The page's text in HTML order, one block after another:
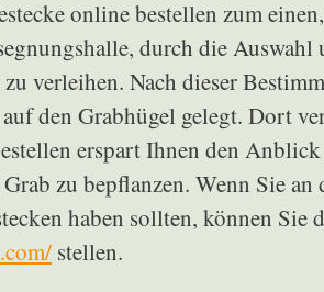
online bestellen zum
durch die
verleihen. Nach dieser
den Grabhügel gelegt. Dort
erspart Ihnen den
zu bepflanzen. Wenn Sie
haben sollten, können Sie
stellen.